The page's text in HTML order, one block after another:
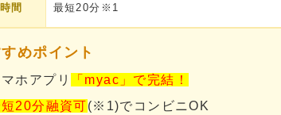
間 最短20分※1
めポイント
マホアプリ
「myac」で完結！
20分融資可(※1)でコンビニOK